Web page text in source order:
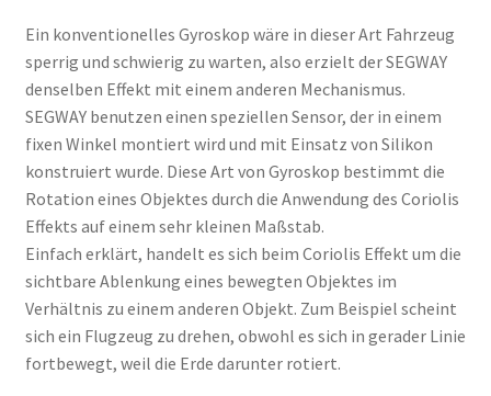
Ein konventionelles Gyroskop wäre in dieser Art Fahrzeug
sperrig und schwierig zu warten, also erzielt der SEGWAY
denselben Effekt mit einem anderen Mechanismus.
SEGWAY benutzen einen speziellen Sensor, der in einem
fixen Winkel montiert wird und mit Einsatz von Silikon
konstruiert wurde. Diese Art von Gyroskop bestimmt die
Rotation eines Objektes durch die Anwendung des Coriolis
Effekts auf einem sehr kleinen Maßstab.
Einfach erklärt, handelt es sich beim Coriolis Effekt um die
sichtbare Ablenkung eines bewegten Objektes im
Verhältnis zu einem anderen Objekt. Zum Beispiel scheint
sich ein Flugzeug zu drehen, obwohl es sich in gerader Linie
fortbewegt, weil die Erde darunter rotiert.